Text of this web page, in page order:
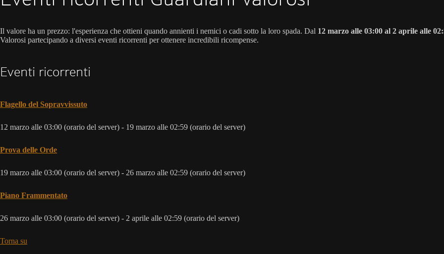
Il valore ha un prezzo: l'esperienza che ottieni quando annienti i nemici o cadi sotto la loro spada. Dal 12 marzo alle 03:00 al 2 aprile alle
Valorosi partecipando a diversi eventi ricorrenti per ottenere incredibili ricompense.
Eventi ricorrenti
Flagello del Sopravvissuto
12 marzo alle 03:00 (orario del server) - 19 marzo alle 02:59 (orario del server)
Prova delle Orde
19 marzo alle 03:00 (orario del server) - 26 marzo alle 02:59 (orario del server)
Piano Frammentato
26 marzo alle 03:00 (orario del server) - 2 aprile alle 02:59 (orario del server)
Torna su